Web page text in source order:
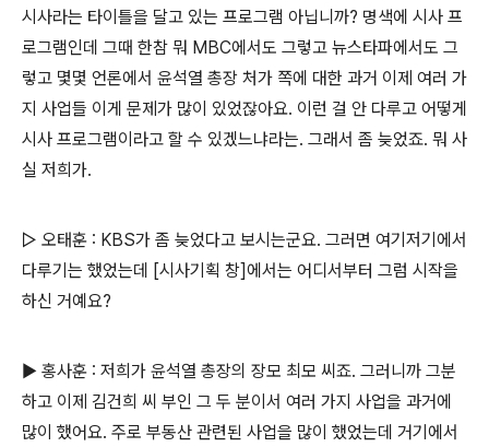
시사라는 타이틀을 달고 있는 프로그램 아닙니까? 명색에 시사 프
로그램인데 그때 한참 뭐 MBC에서도 그렇고 뉴스타파에서도 그
렇고 몇몇 언론에서 윤석열 총장 처가 쪽에 대한 과거 이제 여러 가
지 사업들 이게 문제가 많이 있었잖아요. 이런 걸 안 다루고 어떻게
시사 프로그램이라고 할 수 있겠느냐라는. 그래서 좀 늦었죠. 뭐 사
실 저희가.
▷ 오태훈 : KBS가 좀 늦었다고 보시는군요. 그러면 여기저기에서
다루기는 했었는데 [시사기획 창]에서는 어디서부터 그럼 시작을
하신 거예요?
▶ 홍사훈 : 저희가 윤석열 총장의 장모 최모 씨죠. 그러니까 그분
하고 이제 김건희 씨 부인 그 두 분이서 여러 가지 사업을 과거에
많이 했어요. 주로 부동산 관련된 사업을 많이 했었는데 거기에서